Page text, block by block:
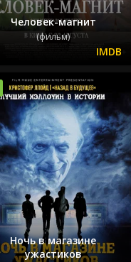
Человек-магнит
(фильм)
Ночь в магазине
ужастиков